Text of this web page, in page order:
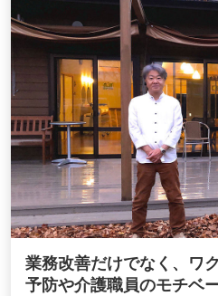
業務改善だけでなく、ワ
予防や介護職員のモチベ